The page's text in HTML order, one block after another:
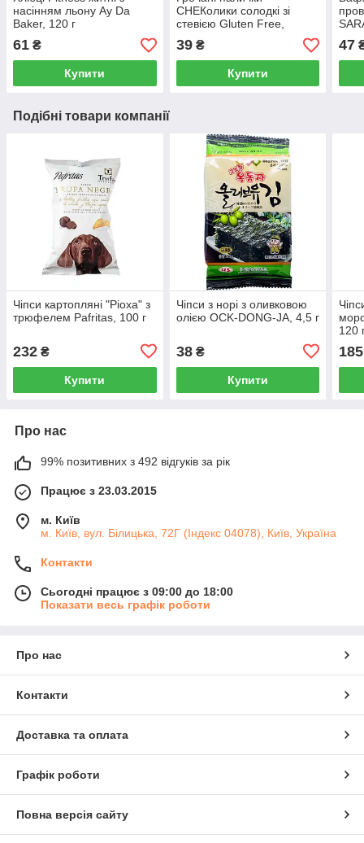
насінням льону Ay Da
Baker, 120 г
61 ₴
Купити
СНЕКолики солодкі зі
стевією Gluten Free,
Healthy Generation, 35 г
39₴
Купити
47
Подібні товари компанії
Чіпси картопляні "Рiоха" з
трюфелем Pafritas, 100 г
232 ₴
Купити
Чіпси з норі з оливковою
олією OCK-DONG-JA, 4,5 г
38₴
Купити
120
185
Про нас
99% позитивних з 492 відгуків за рік
Працює з 23.03.2015
м. Київ
м. Київ, вул. Білицька, 72Г (Індекс 04078), Київ, Україна
Контакти
Сьогодні працює з 09:00 до 18:00
Показати весь графік роботи
Про нас
Контакти
Доставка та оплата
Графік роботи
Повна версія сайту